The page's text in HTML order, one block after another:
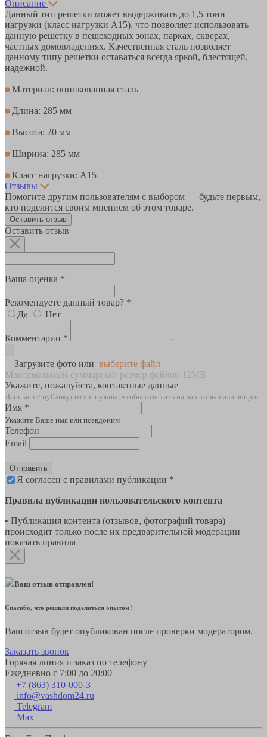
Описание
Данный тип решетки может выдерживать до 1,5 тонн
нагрузки (класс нагрузки А15), что позволяет использовать
данную решетку в пешеходных зонах, парках, скверах,
частных домовладениях. Качественная сталь позволяет
данному типу решетки оставаться всегда яркой, блестящей,
надежной.
Материал: оцинкованная сталь
Длина: 285 мм
Высота: 20 мм
Ширина: 285 мм
Класс нагрузки: A15
Отзывы
Помогите другим пользователям с выбором — будьте первым,
кто поделится своим мнением об этом товаре.
Оставить отзыв
Оставить отзыв
Ваша оценка *
Рекомендуете данный товар? *
Да
Нет
Комментарии *
Загрузите фото или выберите файл
Максимальный суммарный размер файлов 12MB
Укажите, пожалуйста, контактные данные
Данные не публикуются и нужны, чтобы ответить на ваш отзыв или вопрос
Имя *
Укажите Ваше имя или псевдоним
Телефон
Email
Отправить
Я согласен с правилами публикации *
Правила публикации пользовательского контента
• Публикация контента (отзывов, фотографий товара)
происходит только после их предварительной модерации
показать правила
Ваш отзыв отправлен!
Спасибо, что решили поделиться опытом!
Ваш отзыв будет опубликован после проверки модератором.
Заказать звонок
Горячая линия и заказ по телефону
Ежедневно с 7:00 до 20:00
+7 (863) 310-000-3
info@vashdom24.ru
Telegram
Max